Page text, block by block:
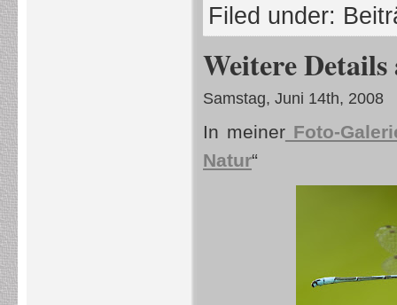
Filed under:
Weitere
Samstag, Juni 14th, 2008
In meinerFoto-
Natur“